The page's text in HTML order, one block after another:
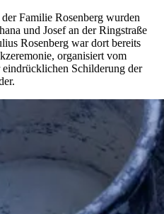
Familie Rosenberg wurden
und Josef an der Ringstraße
Rosenberg war dort bereits
organisiert vom
Schilderung der